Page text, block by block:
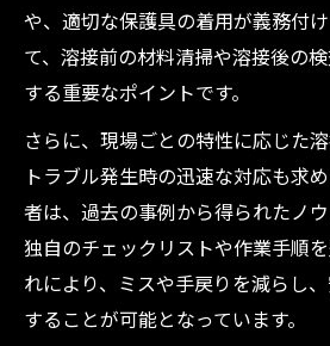
や、適切な保護具の着用が義務付
て、溶接前の材料清掃や溶接後の
する重要なポイントです。
さらに、現場ごとの特性に応じた溶
トラブル発生時の迅速な対応も求
者は、過去の事例から得られたノ
独自のチェックリストや作業手順
れにより、ミスや手戻りを減らし
することが可能となっています。